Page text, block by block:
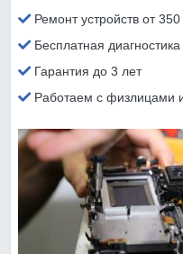
Ремонт устройств от
Бесплатная диагностика
Гарантия до 3 лет
Работаем с физлицами